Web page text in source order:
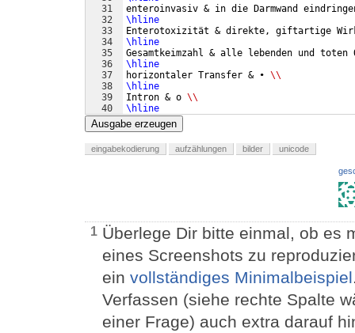
31
32
33
34
35
36
37
38
39
40
41
enteroinvasiv & in die Darmwand
\hline
Enterotoxizität & direkte, giftartige
\hline
Gesamtkeimzahl & alle lebenden und toten
\hline
horizontaler Transfer & • \\
\hline
Intron & o \\
\hline
kovalente Bindung & Atombindung;
Ausgabe erzeugen
eingabekodierung aufzählungen bilder unicode
1 Überlege Dir bitte einmal, ob es
eines Screenshots zu
ein vollständiges Minimalbeispiel
Verfassen (siehe rechte Spalte
einer Frage) auch extra darauf